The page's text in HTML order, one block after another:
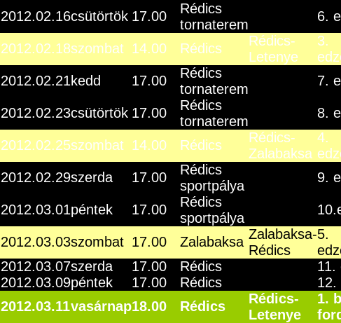
2012.02.16csütörtök 17.00
Rédics
tornaterem
6.
2012.02.18szombat 14.00 Rédics
Rédics-
Letenye
3.
2012.02.21kedd 17.00
Rédics
tornaterem
7.
2012.02.23csütörtök 17.00
Rédics
tornaterem
8.
2012.02.25szombat 14.00 Rédics
Rédics-
Zalabaksa
4.
2012.02.29szerda 17.00
Rédics
sportpálya
9.
2012.03.01péntek 17.00
Rédics
sportpálya
2012.03.03szombat 17.00 Zalabaksa Zalabaksa-
Rédics
5.
2012.03.07szerda 17.00 Rédics
11.
2012.03.09péntek 17.00 Rédics
12.
2012.03.11vasárnap18.00 Rédics
Rédics-
Letenye
1.